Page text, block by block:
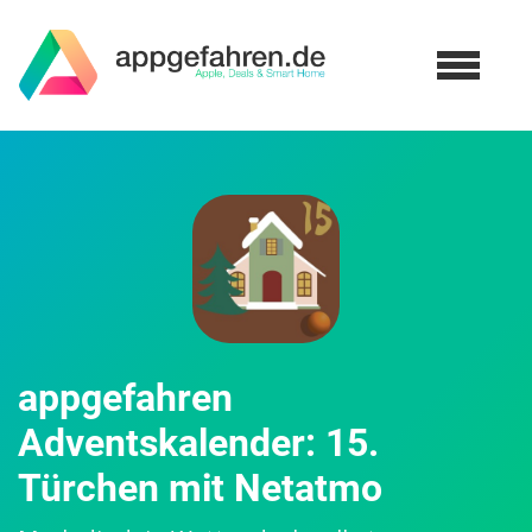
appgefahren
Adventskalender: 15.
Türchen mit Netatmo